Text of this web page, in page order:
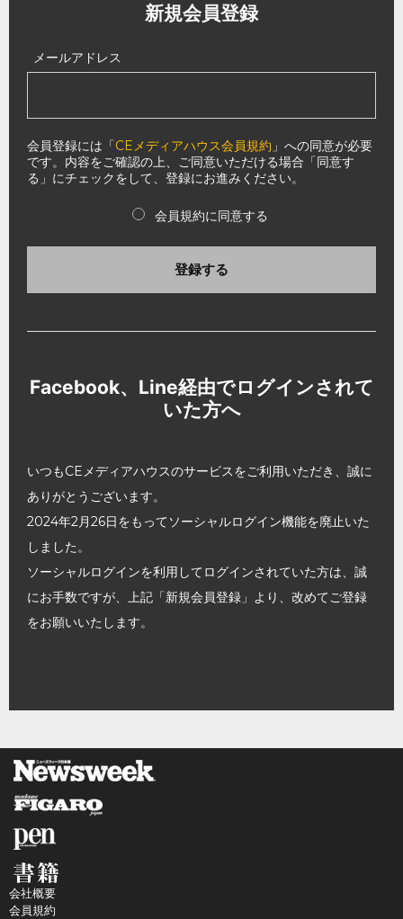
新規会員登録
メールアドレス
会員登録には「CEメディアハウス会員規約 」への同意が必要
です。内容をご確認の上、ご同意いただける場合「同意す
る」にチェックをして、登録にお進みください。
会員規約に同意する
登録する
Facebook、Line経由でログインされて
いた方へ
いつもCEメディアハウスのサービスをご利用いただき、誠に
ありがとうございます。
2024年2月26日をもってソーシャルログイン機能を廃止いた
しました。
ソーシャルログインを利用してログインされていた方は、誠
にお手数ですが、上記「新規会員登録」より、改めてご登録
をお願いいたします。
会社概要
会員規約